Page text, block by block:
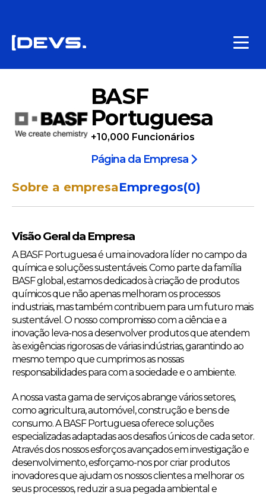
BASF
Portuguesa
+10,000 Funcionários
Página da Empresa
Sobre a empresaEmpregos(0)
Visão Geral da Empresa
A BASF Portuguesa é uma inovadora líder no campo da
química e soluções sustentáveis. Como parte da família
BASF global, estamos dedicados à criação de produtos
químicos que não apenas melhoram os processos
industriais, mas também contribuem para um futuro mais
sustentável. O nosso compromisso com a ciência e a
inovação leva-nos a desenvolver produtos que atendem
às exigências rigorosas de várias indústrias, garantindo ao
mesmo tempo que cumprimos as nossas
responsabilidades para com a sociedade e o ambiente.
A nossa vasta gama de serviços abrange vários setores,
como agricultura, automóvel, construção e bens de
consumo. A BASF Portuguesa oferece soluções
especializadas adaptadas aos desafios únicos de cada setor.
Através dos nossos esforços avançados em investigação e
desenvolvimento, esforçamo-nos por criar produtos
inovadores que ajudam os nossos clientes a melhorar os
seus processos, reduzir a sua pegada ambiental e